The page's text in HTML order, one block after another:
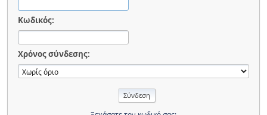
Κωδικός:
Χρόνος σύνδεσης: